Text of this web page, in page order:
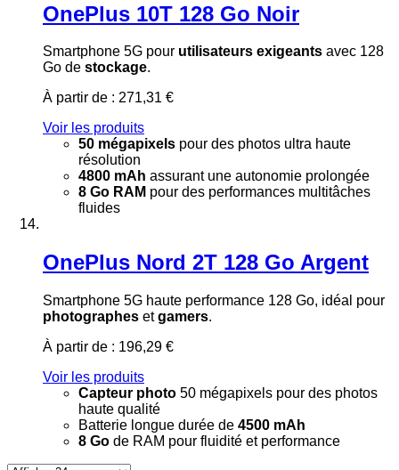
OnePlus 10T 128 Go Noir
Smartphone 5G pour utilisateurs exigeants avec 128
Go de stockage.
À partir de : 271,31 €
Voir les produits
50 mégapixels pour des photos ultra haute
résolution
4800 mAh assurant une autonomie prolongée
8 Go RAM pour des performances multitâches
fluides
OnePlus Nord 2T 128 Go Argent
Smartphone 5G haute performance 128 Go, idéal pour
photographes etgamers.
À partir de : 196,29 €
Voir les produits
Capteur photo 50 mégapixels pour des photos
haute qualité
Batterie longue durée de 4500 mAh
8 Go de RAM pour fluidité et performance